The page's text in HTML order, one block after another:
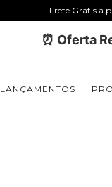
Frete Grátis a
⏰ Oferta
LANÇAMENTOS